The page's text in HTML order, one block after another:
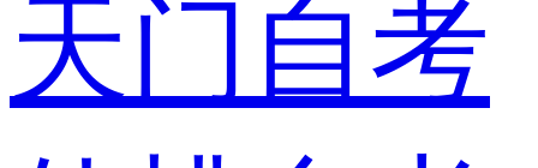
天门自考